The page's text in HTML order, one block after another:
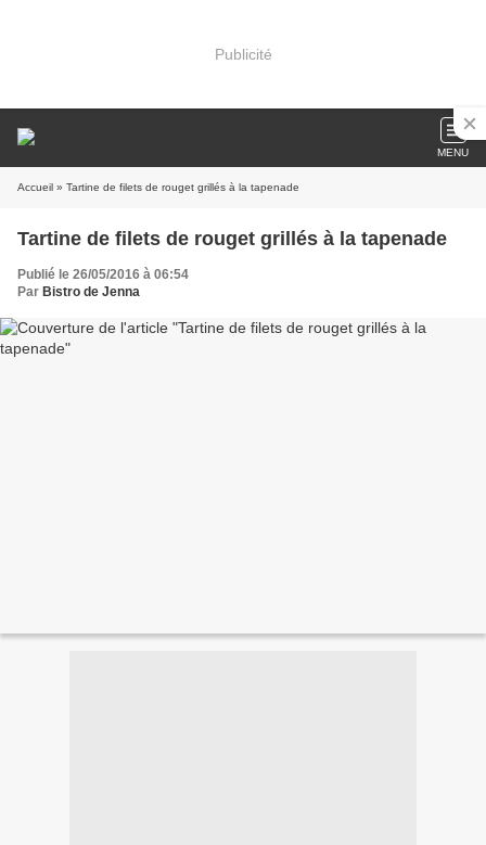
Publicité
MENU
Accueil » Tartine de filets de rouget grillés à la tapenade
Tartine de filets de rouget grillés à la tapenade
Publié le 26/05/2016 à 06:54
Par Bistro de Jenna